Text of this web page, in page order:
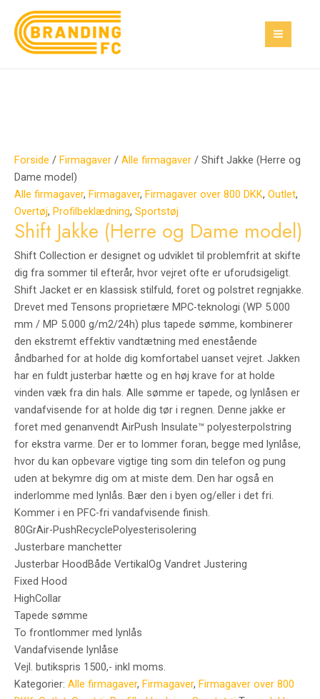
indholdet
Forside / Firmagaver / Alle firmagaver / Shift Jakke (Herre og
Dame model)
Alle firmagaver, Firmagaver, Firmagaver over 800 DKK, Outlet,
Overtøj, Profilbeklædning, Sportstøj
Shift Jakke (Herre og Dame model)
Shift Collection er designet og udviklet til problemfrit at skifte
dig fra sommer til efterår, hvor vejret ofte er uforudsigeligt.
Shift Jacket er en klassisk stilfuld, foret og polstret regnjakke.
Drevet med Tensons proprietære MPC-teknologi (WP 5.000
mm / MP 5.000 g/m2/24h) plus tapede sømme, kombinerer
den ekstremt effektiv vandtætning med enestående
åndbarhed for at holde dig komfortabel uanset vejret. Jakken
har en fuldt justerbar hætte og en høj krave for at holde
vinden væk fra din hals. Alle sømme er tapede, og lynlåsen er
vandafvisende for at holde dig tør i regnen. Denne jakke er
foret med genanvendt AirPush Insulate™ polyesterpolstring
for ekstra varme. Der er to lommer foran, begge med lynlåse,
hvor du kan opbevare vigtige ting som din telefon og pung
uden at bekymre dig om at miste dem. Den har også en
inderlomme med lynlås. Bær den i byen og/eller i det fri.
Kommer i en PFC-fri vandafvisende finish.
80GrAir-PushRecyclePolyesterisolering
Justerbare manchetter
Justerbar HoodBåde VertikalOg Vandret Justering
Fixed Hood
HighCollar
Tapede sømme
To frontlommer med lynlås
Vandafvisende lynlåse
Vejl. butikspris 1500,- inkl moms.
Kategorier: Alle firmagaver, Firmagaver, Firmagaver over 800
Shift
Jakke
(Herre
Tilbud!
Tilbud!
Den
oprindelige
pris
Den
aktuelle
pris
Tilbud!
Tilbud!
Den
oprindelige
pris
Den
aktuelle
pris
Tilbud!
Tilbud!
Den
oprindelige
pris
Den
aktuelle
pris